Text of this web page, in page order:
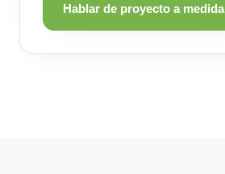
Hablar de proyecto a medida